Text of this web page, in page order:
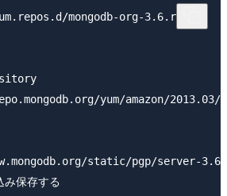
mongodb-org-3.6.repo
yum/amazon/2013.03/
static/pgp/server-
保存する